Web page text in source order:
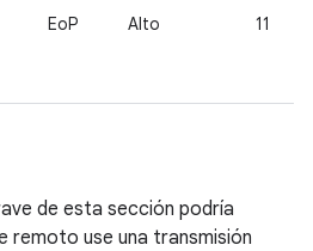
EoP Alto 11
de esta sección podría
remoto use una transmisión